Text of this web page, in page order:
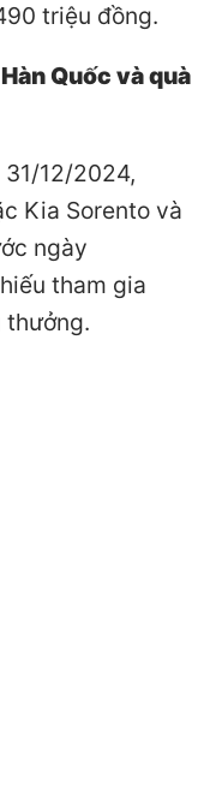
triệu đồng.
Quốc và quà
31/12/2024,
Kia Sorento và
ngày
tham gia
thưởng.